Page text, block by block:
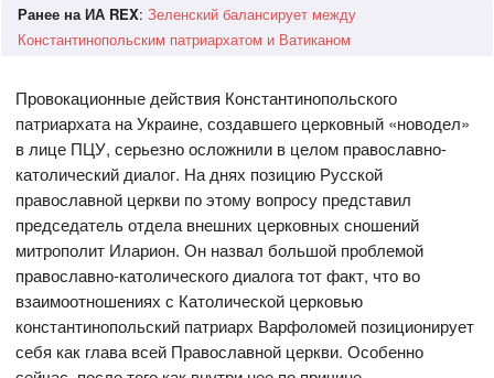
Ранее на ИА REX: Зеленский балансирует между
Константинопольским патриархатом и Ватиканом
Провокационные действия Константинопольского
патриархата на Украине, создавшего церковный «новодел»
в лице ПЦУ, серьезно осложнили в целом православно-
католический диалог. На днях позицию Русской
православной церкви по этому вопросу представил
председатель отдела внешних церковных сношений
митрополит Иларион. Он назвал большой проблемой
православно-католического диалога тот факт, что во
взаимоотношениях с Католической церковью
константинопольский патриарх Варфоломей позиционирует
себя как глава всей Православной церкви. Особенно